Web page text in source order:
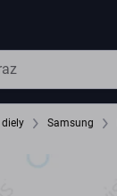
Samsung